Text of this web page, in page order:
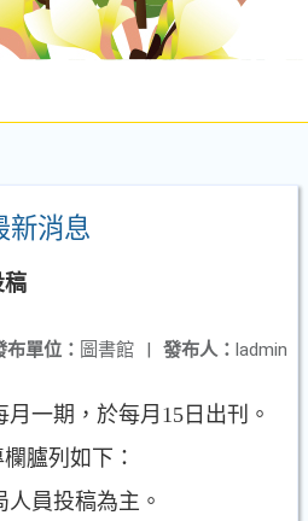
新消息
稿
發布人： ladmin
布單位： 圖書館 |
一期，於每月 15 日出刊。
臚列如下：
員投稿為主。